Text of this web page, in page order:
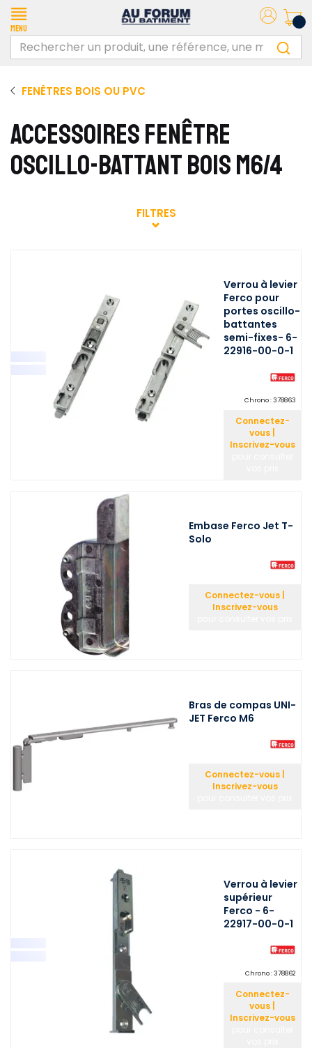
Menu
FENÊTRES BOIS OU PVC
ACCESSOIRES FENÊTRE
OSCILLO-BATTANT BOIS M6/4
FILTRES
Verrou à levier
Ferco pour
portes oscillo-
battantes
semi-fixes- 6-
22916-00-0-1
Chrono : 378863
Connectez-
vous |
Inscrivez-vous
Embase Ferco Jet T-
Solo
Connectez-vous |
Inscrivez-vous
Bras de compas UNI-
JET Ferco M6
Connectez-vous |
Inscrivez-vous
Verrou à levier
supérieur
Ferco - 6-
22917-00-0-1
Chrono : 378862
Connectez-
vous |
Inscrivez-vous